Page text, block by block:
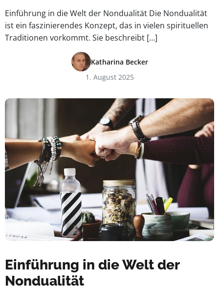
Einführung in die Welt der Nondualität Die Nondualität
ist ein faszinierendes Konzept, das in vielen spirituellen
Traditionen vorkommt. Sie beschreibt […]
Katharina Becker
1. August 2025
Einführung in die Welt der
Nondualität